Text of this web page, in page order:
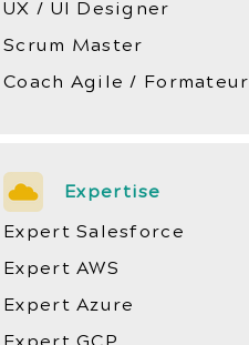
UX / UI Designer
Scrum Master
Coach Agile / Formateur
Expertise
Expert Salesforce
Expert AWS
Expert Azure